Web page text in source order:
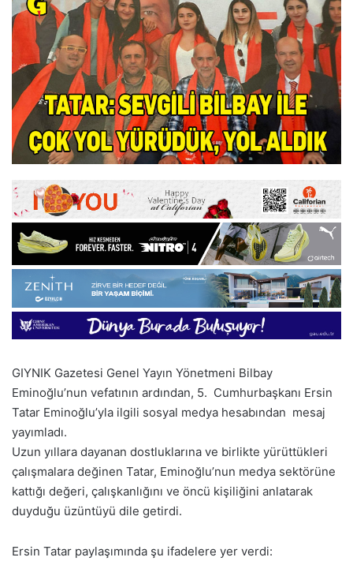
GIYNIK Gazetesi Genel Yayın Yönetmeni Bilbay
Eminoğlu’nun vefatının ardından, 5. Cumhurbaşkanı Ersin
Tatar Eminoğlu’yla ilgili sosyal medya hesabından mesaj
yayımladı.
Uzun yıllara dayanan dostluklarına ve birlikte yürüttükleri
çalışmalara değinen Tatar, Eminoğlu’nun medya sektörüne
kattığı değeri, çalışkanlığını ve öncü kişiliğini anlatarak
duyduğu üzüntüyü dile getirdi.
Ersin Tatar paylaşımında şu ifadelere yer verdi: